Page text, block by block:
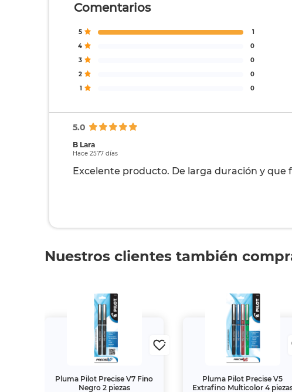
Comentarios
5
1
4
0
3
0
2
0
1
0
5.0
B Lara
Hace 2577 días
Excelente producto. De larga duración y que
Nuestros clientes también
Pluma Pilot Precise V7 Fino
Negro 2 piezas
Pluma Pilot Precise V5
Extrafino Multicolor 4